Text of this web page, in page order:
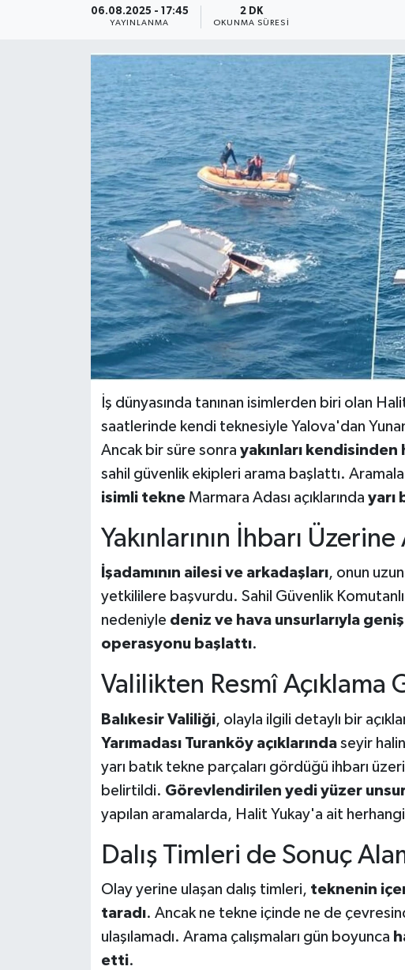
06.08.2025 - 17:45
YAYINLANMA
2 DK
OKUNMA SÜRESI
İş dünyasında tanınan isimlerden biri olan
saatlerinde kendi teknesiyle Yalova'dan
Ancak bir süre sonra yakınları kendisinden
sahil güvenlik ekipleri arama başlattı.
isimli tekneMarmara Adası açıklarında yarı
Yakınlarının İhbarı
İşadamının ailesi ve arkadaşları, onun
yetkililere başvurdu. Sahil Güvenlik
nedeniyle deniz ve hava unsurlarıyla
operasyonu başlattı.
Valilikten Resmî Açıklama
Balıkesir Valiliği, olayla ilgili detaylı bir
Yarımadası Turanköy açıklarındaseyir
yarı batık tekne parçaları gördüğü ihbarı
belirtildi. Görevlendirilen yedi yüzer
yapılan aramalarda, Halit Yukay'a ait
Dalış Timleri de Sonuç
Olay yerine ulaşan dalış timleri, teknenin
taradı. Ancak ne tekne içinde ne de
ulaşılamadı. Arama çalışmaları gün boyunca
etti.